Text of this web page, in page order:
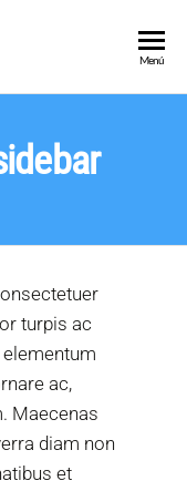
CRÉDITOS
LIBRANZA Y
de
y
y
Colombia.
Menú
turpis ac
elementum
ac,
Maecenas
diam non
et